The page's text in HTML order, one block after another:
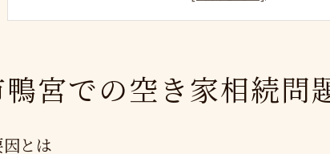
鴨宮における行政の取り組みと支援策
相続によって増加する空き家の課題
空き家相続が引き起こす維持費と固定資産
宮での空き家相続問
とは